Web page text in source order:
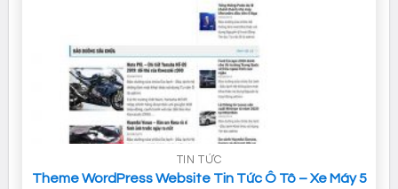
TIN TỨC
Theme WordPress Website Tin Tức Ô Tô – Xe Máy 5